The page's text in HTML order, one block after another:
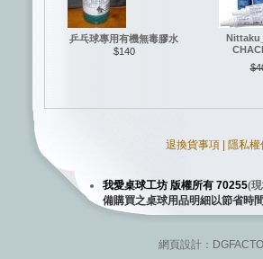
乒乓球專用有機無毒膠水
$140
退換貨事項 隱私
我愛桌球工坊 版權所有 70255(
備購買之桌球用品明細以節省時
網頁設計：